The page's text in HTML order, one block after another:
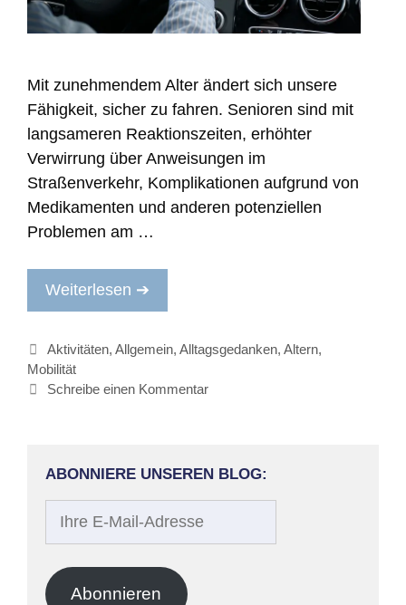
Mit zunehmendem Alter ändert sich unsere
Fähigkeit, sicher zu fahren. Senioren sind mit
langsameren Reaktionszeiten, erhöhter
Verwirrung über Anweisungen im
Straßenverkehr, Komplikationen aufgrund von
Medikamenten und anderen potenziellen
Problemen am …
Weiterlesen ➔
Kategorien
Aktivitäten,Allgemein,Alltagsgedanken,Altern,
Mobilität
Schreibe einen Kommentar
ABONNIERE UNSEREN BLOG:
Adresse
Abonnieren